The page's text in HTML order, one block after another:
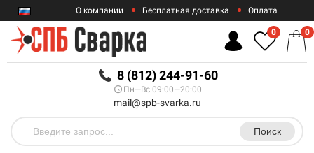
RUB
О компании Бесплатная доставка Оплата
Гарантии
8 (812) 244-91-60
Пн—Вс 09:00—20:00
mail@spb-svarka.ru
Поиск
0 0